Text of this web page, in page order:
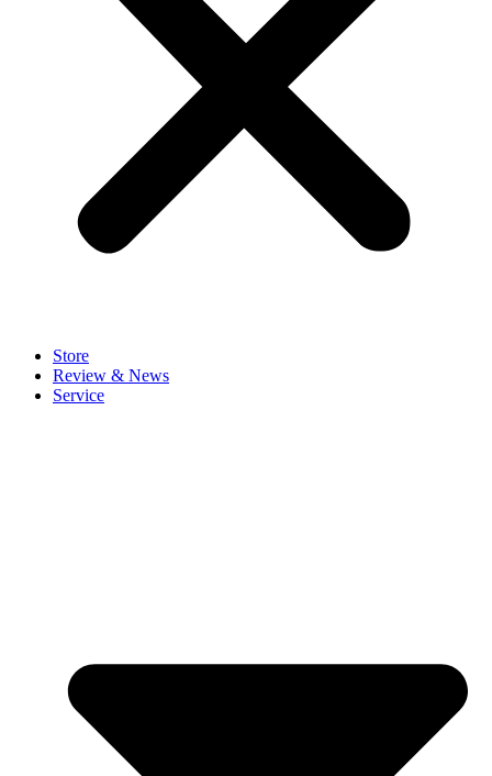
Store
Review & News
Service